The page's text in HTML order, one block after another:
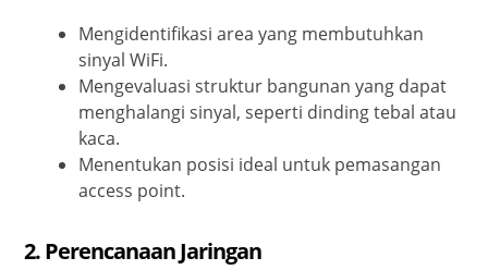
Mengidentifikasi area yang membutuhkan
sinyal WiFi.
Mengevaluasi struktur bangunan yang dapat
menghalangi sinyal, seperti dinding tebal atau
kaca.
Menentukan posisi ideal untuk pemasangan
access point.
2. Perencanaan Jaringan